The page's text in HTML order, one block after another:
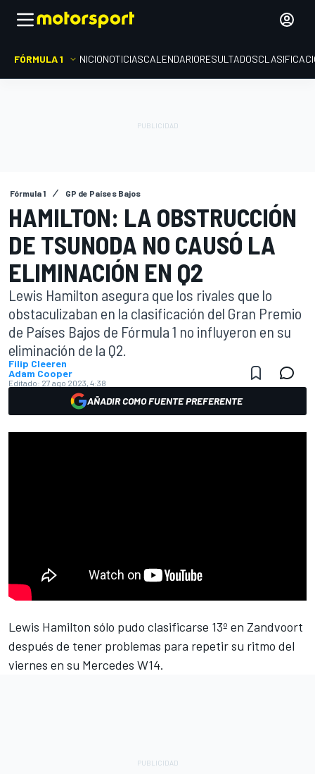
FÓRMULA 1 INICIONOTICIASCALENDARIORESULTADOS
Fórmula 1 GP de Países Bajos
HAMILTON: LA OBSTRUCCIÓN
DE TSUNODA NO CAUSÓ LA
ELIMINACIÓN EN Q2
Lewis Hamilton asegura que los rivales que lo
obstaculizaban en la clasificación del Gran Premio
de Países Bajos de Fórmula 1 no influyeron en su
eliminación de la Q2.
Filip Cleeren
Adam Cooper
Editado: 27 ago 2023, 4:38
AÑADIR COMO FUENTE PREFERENTE
Lewis Hamilton sólo pudo clasificarse 13º en Zandvoort
después de tener problemas para repetir su ritmo del
viernes en su Mercedes W14.